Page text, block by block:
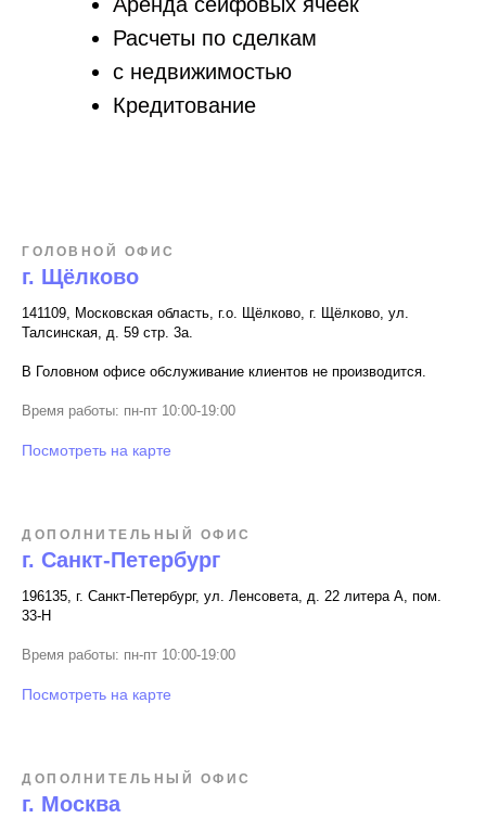
Расчеты по сделкам
с недвижимостью
Кредитование
ГОЛОВНОЙ ОФИС
г. Щёлково
141109, Московская область, г.о. Щёлково, г. Щёлково, ул.
Талсинская, д. 59 стр. 3а.
В Головном офисе обслуживание клиентов не производится.
Время работы: пн-пт 10:00-19:00
Посмотреть на карте
ДОПОЛНИТЕЛЬНЫЙ ОФИС
г. Санкт-Петербург
196135, г. Санкт-Петербург, ул. Ленсовета, д. 22 литера А, пом.
33-Н
Время работы: пн-пт 10:00-19:00
Посмотреть на карте
ДОПОЛНИТЕЛЬНЫЙ ОФИС
г. Москва